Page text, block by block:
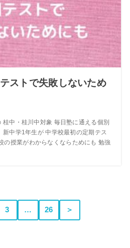
ストで失敗しないため
桂中・桂川中対象 毎日塾に通える個別
中学1年生が 中学校最初の定期テス
の授業がわからなくならためにも 勉強
3 … 26 ＞